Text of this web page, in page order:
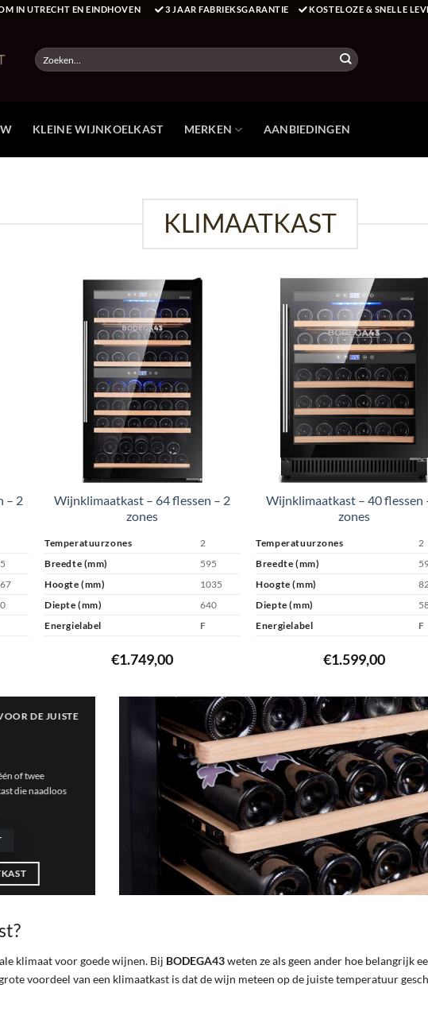
IN UTRECHT EN EINDHOVEN 3 JAAR FABRIEKSGARANTIE KOSTELOZE & SNELLE
Zoeken
naar:
KLEINE WIJNKOELKAST MERKEN AANBIEDINGEN
KLIMAATKAST
– 2
Wijnklimaatkast – 64 flessen – 2
zones
Temperatuurzones
2
Breedte (mm)
595
Hoogte (mm)
1035
Diepte (mm)
640
Energielabel
F
€1.749,00
Wijnklimaatkast – 40 flessen
zones
Temperatuurzones
2
Breedte (mm)
Hoogte (mm)
Diepte (mm)
Energielabel
F
€1.599,00
DE JUISTE
of twee
die naadloos
klimaat voor goede wijnen. Bij BODEGA43weten ze als geen ander hoe belangrijk
voordeel van een klimaatkast is dat de wijn meteen op de juiste temperatuur